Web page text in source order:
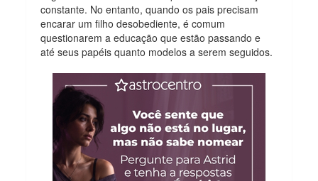
constante. No entanto, quando os pais precisam
encarar um filho desobediente, é comum
questionarem a educação que estão passando e
até seus papéis quanto modelos a serem seguidos.